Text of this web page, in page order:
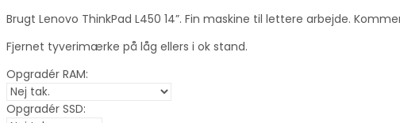
Brugt Lenovo ThinkPad L450 14”. Fin maskine til lettere arbejde.
Fjernet tyverimærke på låg ellers i ok stand.
Opgradér RAM:
Opgradér SSD: